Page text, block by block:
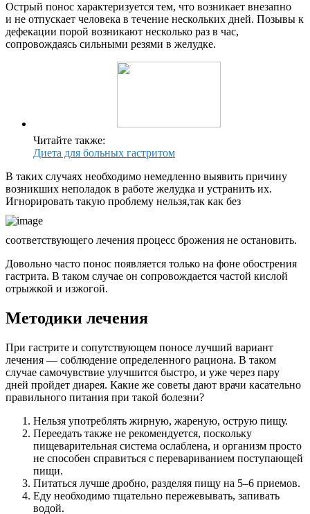
Острый понос характеризуется тем, что возникает внезапно
и не отпускает человека в течение нескольких дней. Позывы к
дефекации порой возникают несколько раз в час,
сопровождаясь сильными резями в желудке.
Читайте также:
Диета для больных гастритом
В таких случаях необходимо немедленно выявить причину
возникших неполадок в работе желудка и устранить их.
Игнорировать такую проблему нельзя,так как без
соответствующего лечения процесс брожения не остановить.
Довольно часто понос появляется только на фоне обострения
гастрита. В таком случае он сопровождается частой кислой
отрыжкой и изжогой.
Методики лечения
При гастрите и сопутствующем поносе лучший вариант
лечения — соблюдение определенного рациона. В таком
случае самочувствие улучшится быстро, и уже через пару
дней пройдет диарея. Какие же советы дают врачи касательно
правильного питания при такой болезни?
Нельзя употреблять жирную, жареную, острую пищу.
Переедать также не рекомендуется, поскольку
пищеварительная система ослаблена, и организм просто
не способен справиться с перевариванием поступающей
пищи.
Питаться лучше дробно, разделяя пищу на 5–6 приемов.
Еду необходимо тщательно пережевывать, запивать
водой.